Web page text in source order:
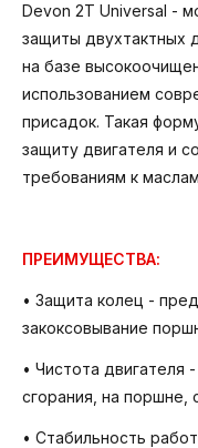
Devon 2T Universal -
защиты двухтактных
на базе
использованием
присадок. Такая
защиту двигателя и
требованиям к
ПРЕИМУЩЕСТВА:
• Защита колец -
закоксовывание
• Чистота двигателя
сгорания, на поршне,
• Стабильность